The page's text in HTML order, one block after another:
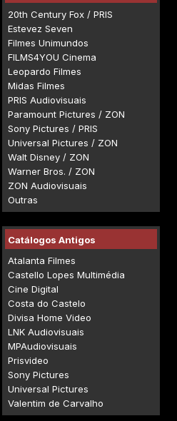
20th Century Fox / PRIS
Estevez Seven
Filmes Unimundos
FILMS4YOU Cinema
Leopardo Filmes
Midas Filmes
PRIS Audiovisuais
Paramount Pictures / ZON
Sony Pictures / PRIS
Universal Pictures / ZON
Walt Disney / ZON
Warner Bros. / ZON
ZON Audiovisuais
Outras
Catálogos Antigos
Atalanta Filmes
Castello Lopes Multimédia
Cine Digital
Costa do Castelo
Divisa Home Video
LNK Audiovisuais
MPAudiovisuais
Prisvideo
Sony Pictures
Universal Pictures
Valentim de Carvalho